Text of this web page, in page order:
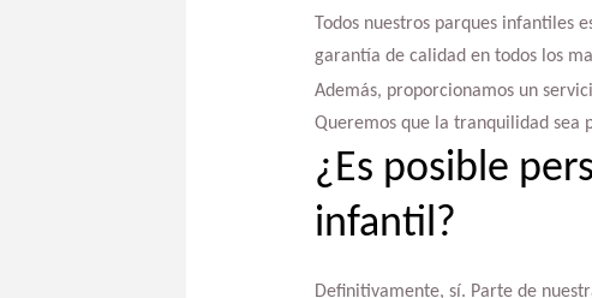
Todos nuestros parques
garantía de calidad en todos los
Además, proporcionamos un
Queremos que la tranquilidad sea
¿Es posible
infantil?
Definitivamente, sí. Parte de